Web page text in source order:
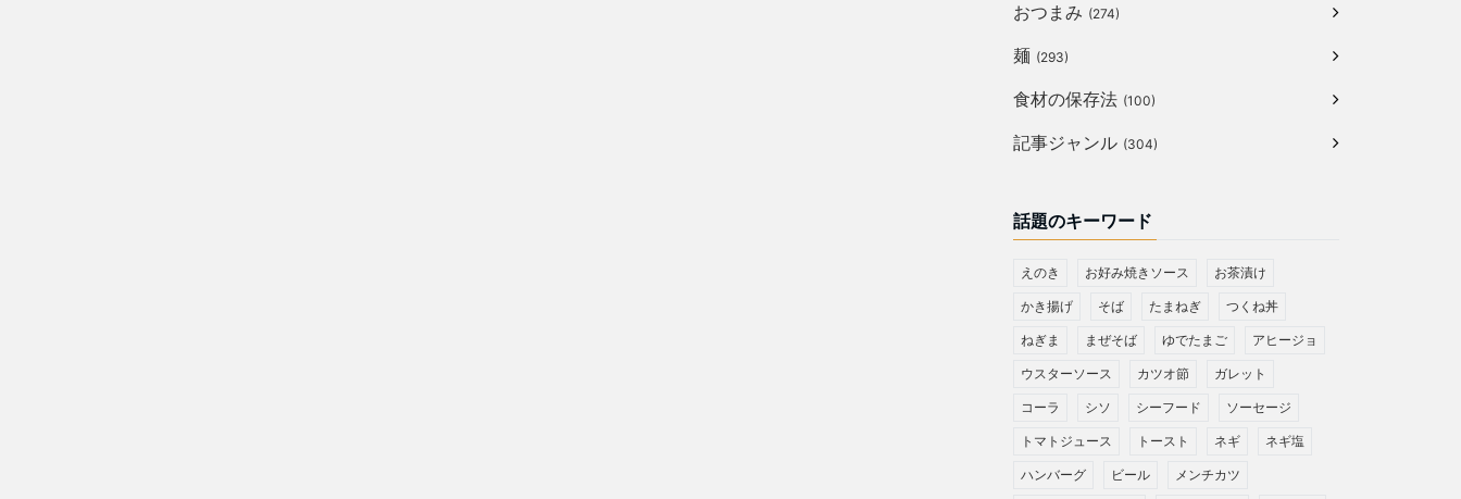
おつまみ (274)
麺 (293)
食材の保存法 (100)
記事ジャンル (304)
話題のキーワード
えのき お好み焼きソース お茶漬け
かき揚げ そば たまねぎ つくね丼
ねぎま まぜそば ゆでたまご アヒージョ
ウスターソース カツオ節 ガレット
コーラ シソ シーフード ソーセージ
トマトジュース トースト ネギ ネギ塩
ハンバーグ ビール メンチカツ